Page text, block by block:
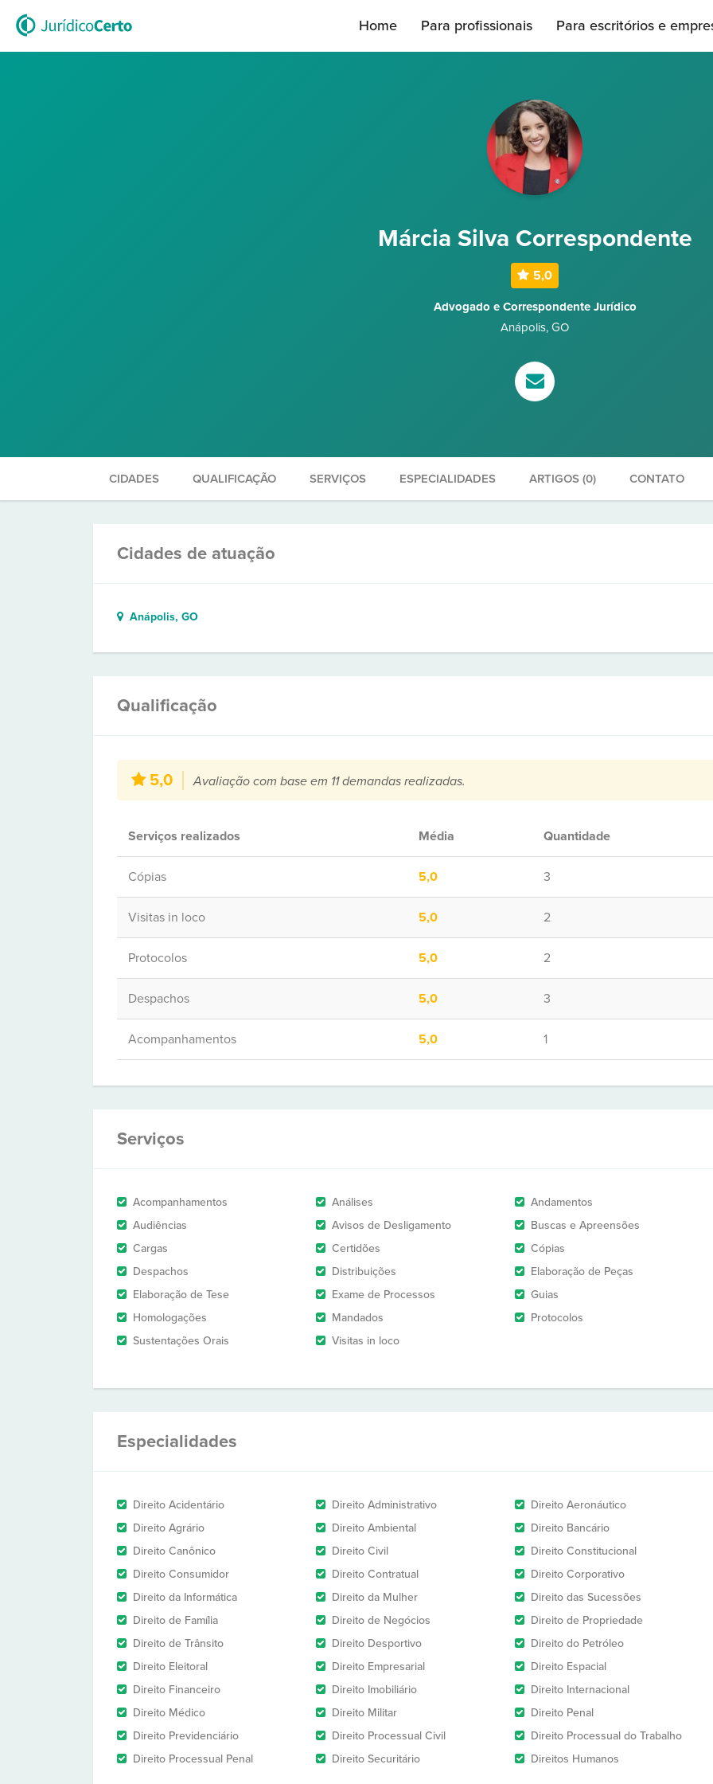
Home Para profissionais Para escritórios e
Márcia Silva Correspondente
5,0
Advogado e Correspondente Jurídico
Anápolis, GO
CIDADES QUALIFICAÇÃO SERVIÇOS ESPECIALIDADES ARTIGOS (0) CONTATO
Cidades de atuação
Anápolis, GO
Qualificação
5,0 Avaliação com base em 11 demandas realizadas.
Serviços realizados Média Quantidade
Cópias 5,0 3
Visitas in loco 5,0 2
Protocolos 5,0 2
Despachos 5,0 3
Acompanhamentos 5,0 1
Serviços
Acompanhamentos Análises
Andamentos
Audiências
Avisos de Desligamento
Buscas e Apreensões
Cargas
Certidões
Cópias
Despachos
Distribuições
Elaboração de Peças
Elaboração de Tese
Exame de Processos
Guias
Homologações
Mandados
Protocolos
Sustentações Orais
Visitas in loco
Especialidades
Direito Acidentário Direito Administrativo
Direito Aeronáutico
Direito Agrário
Direito Ambiental
Direito Bancário
Direito Canônico
Direito Civil
Direito Constitucional
Direito Consumidor
Direito Contratual
Direito Corporativo
Direito da Informática
Direito da Mulher
Direito das Sucessões
Direito de Família
Direito de Negócios
Direito de Propriedade
Direito de Trânsito
Direito Desportivo
Direito do Petróleo
Direito Eleitoral
Direito Empresarial
Direito Espacial
Direito Financeiro
Direito Imobiliário
Direito Internacional
Direito Médico
Direito Militar
Direito Penal
Direito Previdenciário
Direito Processual Civil
Direito Processual do Trabalho
Direito Processual Penal
Direito Securitário Direitos Humanos